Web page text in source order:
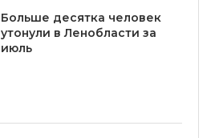
Больше десятка человек
утонули в Ленобласти за
июль